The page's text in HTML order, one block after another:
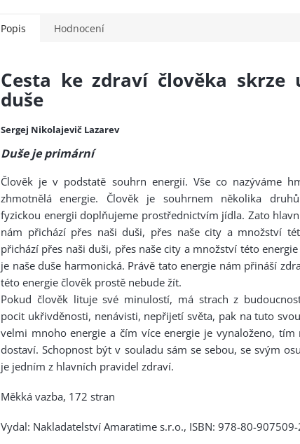
Popis Hodnocení
Cesta ke zdraví člověka skrze
duše
Sergej Nikolajevič Lazarev
Duše je primární
Člověk je v podstatě souhrn energií. Vše co nazýváme
zhmotnělá energie. Člověk je souhrnem několika
fyzickou energii doplňujeme prostřednictvím jídla. Zato
nám přichází přes naši duši, přes naše city a množství
přichází přes naši duši, přes naše city a množství této
je naše duše harmonická. Právě tato energie nám přináší
této energie člověk prostě nebude žít.
Pokud člověk lituje své minulostí, má strach z
pocit ukřivděnosti, nenávisti, nepřijetí světa, pak na tuto
velmi mnoho energie a čím více energie je vynaloženo, tím
dostaví. Schopnost být v souladu sám se sebou, se svým
je jedním z hlavních pravidel zdraví.
Měkká vazba, 172 stran
Vydal: Nakladatelství Amaratime s.r.o., ISBN: 978-80-